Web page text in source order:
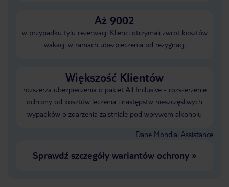
Aż 9002
w przypadku tylu rezerwacji Klienci otrzymali zwrot kosztów
wakacji w ramach ubezpieczenia od rezygnacji
Większość Klientów
rozszerza ubezpieczenia o pakiet All Inclusive - rozszerzenie
ochrony od kosztów leczenia i następstw nieszczęśliwych
wypadków o zdarzenia zaistniałe pod wpływem alkoholu
Dane Mondial Assistance
Sprawdź szczegóły wariantów ochrony»